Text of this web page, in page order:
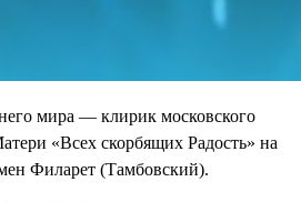
мира — клирик московского
«Всех скорбящих Радость» на
Филарет (Тамбовский).